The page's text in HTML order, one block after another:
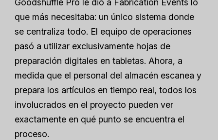
Goodshuffle Pro le dio a Fabrication Events lo
que más necesitaba: un único sistema donde
se centraliza todo. El equipo de operaciones
pasó a utilizar exclusivamente hojas de
preparación digitales en tabletas. Ahora, a
medida que el personal del almacén escanea y
prepara los artículos en tiempo real, todos los
involucrados en el proyecto pueden ver
exactamente en qué punto se encuentra el
proceso.